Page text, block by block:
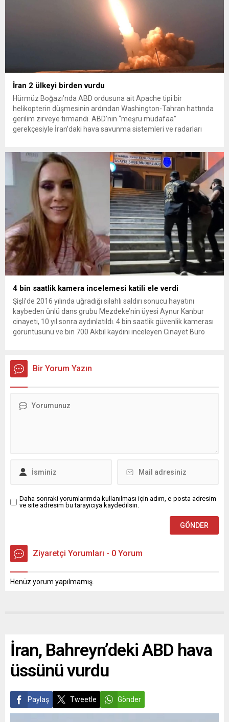
İran 2 ülkeyi birden vurdu
Hürmüz Boğazı’nda ABD ordusuna ait Apache tipi bir
helikopterin düşmesinin ardından Washington-Tahran hattında
gerilim zirveye tırmandı. ABD’nin “meşru müdafaa”
gerekçesiyle İran’daki hava savunma sistemleri ve radarları
yeni bir ABD saldırısına anında yanıt verileceğini duyurdu....
4 bin saatlik kamera incelemesi katili ele verdi
Şişli’de 2016 yılında uğradığı silahlı saldırı sonucu hayatını
kaybeden ünlü dans grubu Mezdeke’nin üyesi Aynur Kanbur
cinayeti, 10 yıl sonra aydınlatıldı. 4 bin saatlik güvenlik kamerası
görüntüsünü ve bin 700 Akbil kaydını inceleyen Cinayet Büro
Bir Yorum Yazın
Daha sonraki yorumlarımda kullanılması için adım, e-posta adresim
ve site adresim bu tarayıcıya kaydedilsin.
Ziyaretçi Yorumları - 0 Yorum
Henüz yorum yapılmamış.
İran, Bahreyn’deki ABD hava
üssünü vurdu
Paylaş Tweetle Gönder